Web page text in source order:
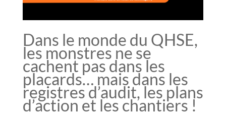
Dans le monde du QHSE,
les monstres ne se
cachent pas dans les
placards… mais dans les
registres d’audit, les plans
d’action et les chantiers !